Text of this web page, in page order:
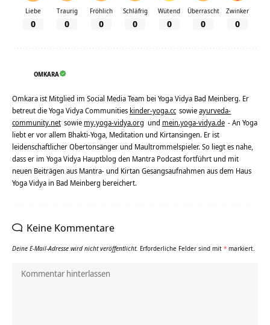
Liebe
0
Traurig
0
Fröhlich
0
Schläfrig
0
Wütend
0
Überrascht
0
Zwinker
0
OMKARA
Omkara ist Mitglied im Social Media Team bei Yoga Vidya Bad Meinberg. Er
betreut die Yoga Vidya Communities kinder-yoga.cc sowieayurveda-
community.net sowie my.yoga-vidya.org und mein.yoga-vidya.de - An Yoga
liebt er vor allem Bhakti-Yoga, Meditation und Kirtansingen. Er ist
leidenschaftlicher Obertonsänger und Maultrommelspieler. So liegt es nahe,
dass er im Yoga Vidya Hauptblog den Mantra Podcast fortführt und mit
neuen Beiträgen aus Mantra- und Kirtan Gesangsaufnahmen aus dem Haus
Yoga Vidya in Bad Meinberg bereichert.
Keine Kommentare
Deine E-Mail-Adresse wird nicht veröffentlicht. Erforderliche Felder sind mit * markiert.